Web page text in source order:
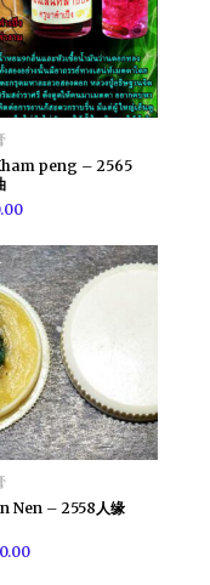
peng – 2565
Nen – 2558人缘